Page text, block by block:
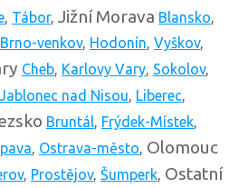
, Tábor, Jižní Morava Blansko,
Brno-venkov, Hodonín, Vyškov,
Cheb, Karlovy Vary, Sokolov,
Jablonec nad Nisou, Liberec,
Bruntál, Frýdek-Místek,
, Ostrava-město, Olomouc
, Prostějov, Šumperk, Ostatní